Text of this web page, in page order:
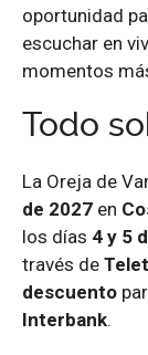
oportunidad
escuchar en
momentos
Todo
La Oreja de
de 2027 en
los días 4 y 5
través de
descuento
Interbank.